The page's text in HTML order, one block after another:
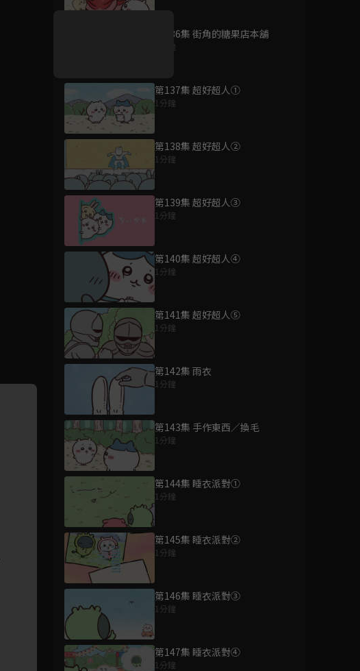
第136集 街角的糖果店本舖
1分鐘
第137集 超好超人①
1分鐘
第138集 超好超人②
1分鐘
第139集 超好超人③
1分鐘
第140集 超好超人④
1分鐘
第141集 超好超人⑤
1分鐘
第142集 雨衣
1分鐘
第143集 手作東西／換毛
1分鐘
第144集 睡衣派對①
1分鐘
第145集 睡衣派對②
1分鐘
第146集 睡衣派對③
1分鐘
第147集 睡衣派對④
1分鐘
升級VIP最優惠！獨家好